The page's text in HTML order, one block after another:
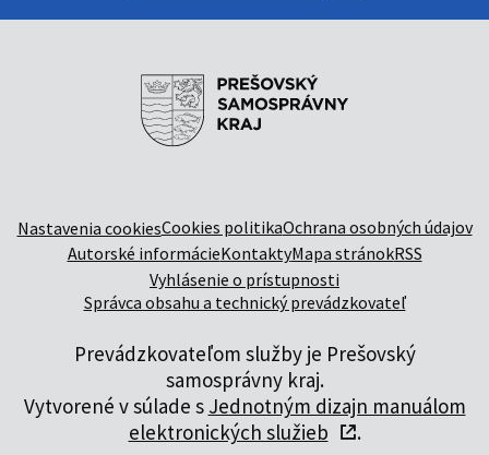
Nastavenia cookiesCookies politikaOchrana osobných údajov
Autorské informácieKontaktyMapa stránokRSS
Vyhlásenie o prístupnosti
Správca obsahu a technický prevádzkovateľ
Prevádzkovateľom služby je Prešovský
samosprávny kraj.
Vytvorené v súlade s Jednotným dizajn manuálom
elektronických služieb
.